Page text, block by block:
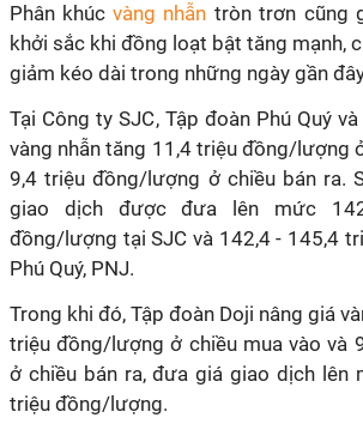
Phân khúc vàng nhẫn tròn trơn cũng
khởi sắc khi đồng loạt bật tăng mạnh,
giảm kéo dài trong những ngày gần
Tại Công ty SJC, Tập đoàn Phú Quý
vàng nhẫn tăng 11,4 triệu đồng/lượng
9,4 triệu đồng/lượng ở chiều bán ra.
giao dịch được đưa lên mức
đồng/lượng tại SJC và 142,4 - 145,4
Phú Quý, PNJ.
Trong khi đó, Tập đoàn Doji nâng giá
triệu đồng/lượng ở chiều mua vào và
ở chiều bán ra, đưa giá giao dịch lên
triệu đồng/lượng.